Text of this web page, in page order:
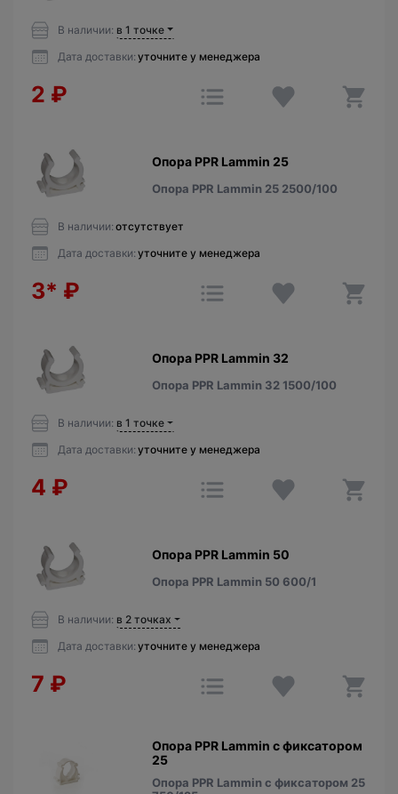
В наличии: в 1 точке
Дата доставки: уточните у менеджера
2 ₽
Опора PPR Lammin 25
Опора PPR Lammin 25 2500/100
В наличии: отсутствует
Дата доставки: уточните у менеджера
3* ₽
Опора PPR Lammin 32
Опора PPR Lammin 32 1500/100
В наличии: в 1 точке
Дата доставки: уточните у менеджера
4 ₽
Опора PPR Lammin 50
Опора PPR Lammin 50 600/1
В наличии: в 2 точках
Дата доставки: уточните у менеджера
7 ₽
Опора PPR Lammin с фиксатором
25
Опора PPR Lammin с фиксатором 25